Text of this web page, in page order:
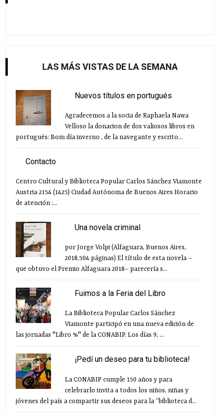
LAS MÁS VISTAS DE LA SEMANA
Nuevos títulos en portugués
Agradecemos a la socia de Raphaela Nawa
Velloso la donacion de dos valiosos libros en
portugués: Bom día inverno , de la navegante y escrito...
Contacto
Centro Cultural y Biblioteca Popular Carlos Sánchez Viamonte
Austria 2154 (1425) Ciudad Autónoma de Buenos Aires Horario
de atención :...
Una novela criminal
por Jorge Volpi (Alfaguara, Buenos Aires,
2018,504 páginas) El título de esta novela –
que obtuvo el Premio Alfaguara 2018– parecería s...
Fuimos a la Feria del Libro
La Biblioteca Popular Carlos Sánchez
Viamonte participó en una nueva edición de
las jornadas "Libro %" de la CONABIP. Los días 9, ...
¡Pedí un deseo para tu biblioteca!
La CONABIP cumple 150 años y para
celebrarlo invita a todos los niños, niñas y
jóvenes del país a compartir sus deseos para la “biblioteca d...